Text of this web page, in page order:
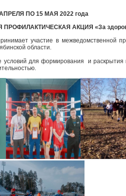
ПО 15 МАЯ 2022 года
АКЦИЯ «За
участие в межведомственной
области.
условий для формирования и